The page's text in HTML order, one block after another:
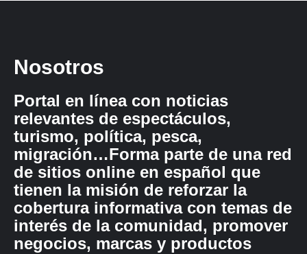
Nosotros
Portal en línea con noticias
relevantes de espectáculos,
turismo, política, pesca,
migración…Forma parte de una red
de sitios online en español que
tienen la misión de reforzar la
cobertura informativa con temas de
interés de la comunidad, promover
negocios, marcas y productos